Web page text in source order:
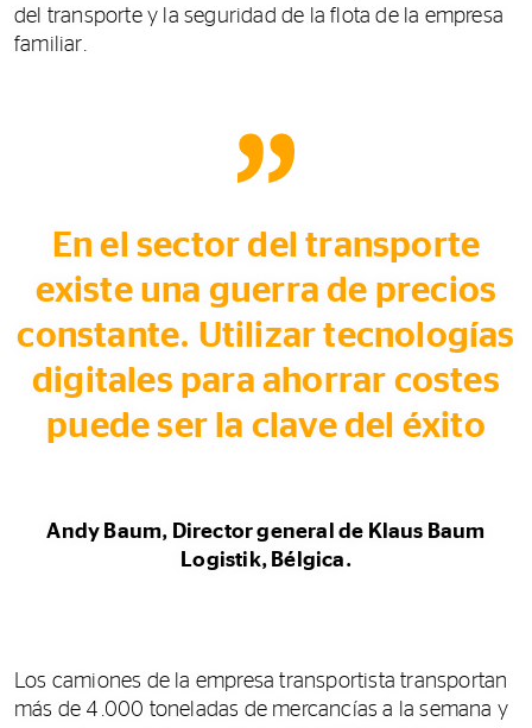
del transporte y la seguridad de la flota de la empresa
familiar.
En el sector del transporte
existe una guerra de precios
constante. Utilizar tecnologías
digitales para ahorrar costes
puede ser la clave del éxito
Andy Baum, Director general de Klaus Baum
Logistik, Bélgica.
Los camiones de la empresa transportista transportan
más de 4.000 toneladas de mercancías a la semana y